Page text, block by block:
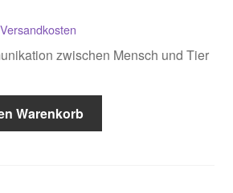
Versandkosten
zwischen Mensch und Tier
Warenkorb